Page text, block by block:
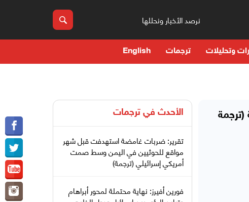
نرصد الأخبار ونحللها
وتحليلات ترجمات English
(ترجمة
الأحدث في ترجمات
تقرير: ضربات غامضة استهدفت قبل شهر
مواقع للحوثيين في اليمن وسط صمت
أمريكي إسرائيلي (ترجمة)
فورين أفيرز: نهاية محتملة لمحور أبراهام